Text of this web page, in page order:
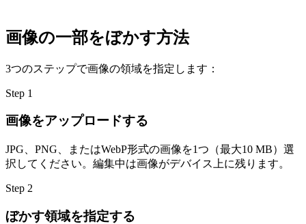
画像の一部をぼかす方法
3つのステップで画像の領域を指定します：
Step 1
画像をアップロードする
JPG、PNG、またはWebP形式の画像を1つ（最大10 MB）選
択してください。編集中は画像がデバイス上に残ります。
Step 2
ぼかす領域を指定する